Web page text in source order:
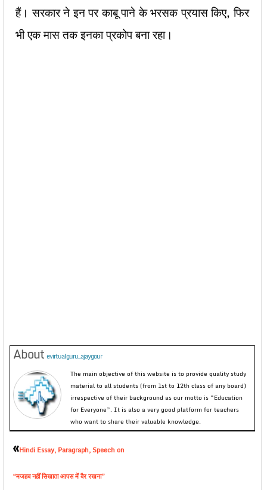
हैं। सरकार ने इन पर काबू पाने के भरसक प्रयास किए, फिर
भी एक मास तक इनका प्रकोप बना रहा।
About evirtualguru_ajaygour
The main objective of this website is to provide quality study
material to all students (from 1st to 12th class of any board)
irrespective of their background as our motto is “Education
for Everyone”. It is also a very good platform for teachers
who want to share their valuable knowledge.
«Hindi Essay, Paragraph, Speech on
“मजहब नहीं सिखाता आपस में बैर रखना”